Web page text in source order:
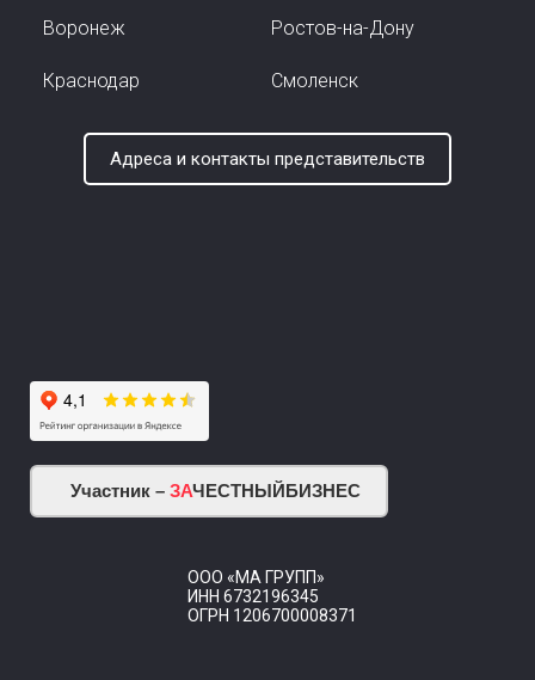
Воронеж Ростов-на-Дону
Краснодар Смоленск
Адреса и контакты представительств
Участник – ЗАЧЕСТНЫЙБИЗНЕС
ООО «МА ГРУПП»
ИНН 6732196345
ОГРН 1206700008371